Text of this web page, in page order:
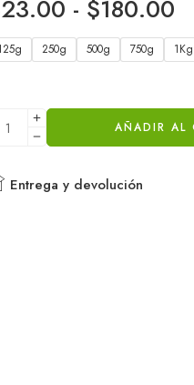
23.00 - $180.00
250g 500g 750g 1Kg
AÑADIR AL
Entrega y devolución